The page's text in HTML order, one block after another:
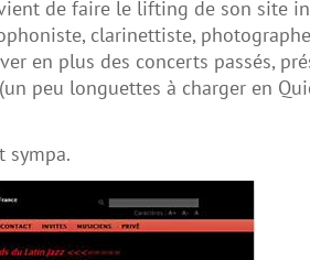
de faire le lifting de son site
clarinettiste,
en plus des concerts passés,
peu longuettes à charger en
sympa.